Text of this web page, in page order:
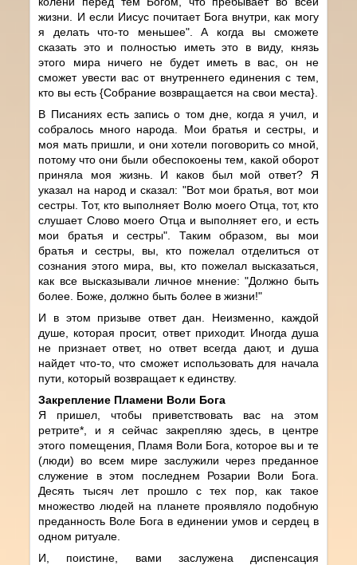
жизни. И если Иисус почитает Бога внутри, как могу
я делать что-то меньшее". А когда вы сможете
сказать это и полностью иметь это в виду, князь
этого мира ничего не будет иметь в вас, он не
сможет увести вас от внутреннего единения с тем,
кто вы есть {Собрание возвращается на свои места}.
В Писаниях есть запись о том дне, когда я учил, и
собралось много народа. Мои братья и сестры, и
моя мать пришли, и они хотели поговорить со мной,
потому что они были обеспокоены тем, какой оборот
приняла моя жизнь. И каков был мой ответ? Я
указал на народ и сказал: "Вот мои братья, вот мои
сестры. Тот, кто выполняет Волю моего Отца, тот, кто
слушает Слово моего Отца и выполняет его, и есть
мои братья и сестры". Таким образом, вы мои
братья и сестры, вы, кто пожелал отделиться от
сознания этого мира, вы, кто пожелал высказаться,
как все высказывали личное мнение: "Должно быть
более. Боже, должно быть более в жизни!"
И в этом призыве ответ дан. Неизменно, каждой
душе, которая просит, ответ приходит. Иногда душа
не признает ответ, но ответ всегда дают, и душа
найдет что-то, что сможет использовать для начала
пути, который возвращает к единству.
Закрепление Пламени Воли Бога
Я пришел, чтобы приветствовать вас на этом
ретрите*, и я сейчас закрепляю здесь, в центре
этого помещения, Пламя Воли Бога, которое вы и те
(люди) во всем мире заслужили через преданное
служение в этом последнем Розарии Воли Бога.
Десять тысяч лет прошло с тех пор, как такое
множество людей на планете проявляло подобную
преданность Воле Бога в единении умов и сердец в
одном ритуале.
И, поистине, вами заслужена диспенсация